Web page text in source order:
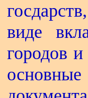
виде
городов